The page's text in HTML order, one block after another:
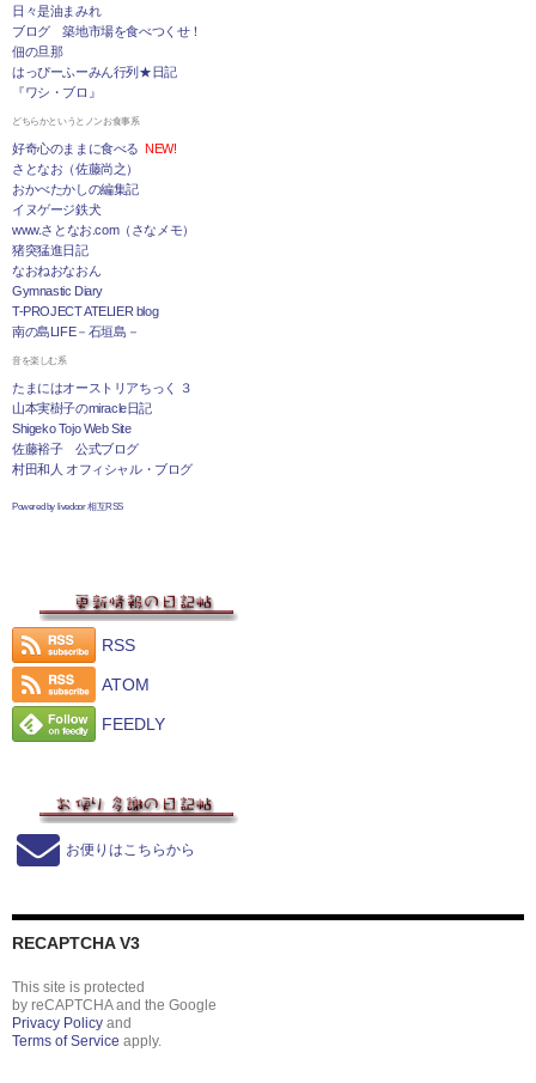
日々是油まみれ
ブログ 築地市場を食べつくせ！
佃の旦那
はっぴーふーみん行列★日記
『ワシ・ブロ』
どちらかというとノンお食事系
好奇心のままに食べる NEW!
さとなお（佐藤尚之）
おかべたかしの編集記
イヌゲージ鉄犬
www.さとなお.com（さなメモ）
猪突猛進日記
なおねおなおん
Gymnastic Diary
T-PROJECT ATELIER blog
南の島LIFE－石垣島－
音を楽しむ系
たまにはオーストリアちっく ３
山本実樹子のmiracle日記
Shigeko Tojo Web Site
佐藤裕子 公式ブログ
村田和人 オフィシャル・ブログ
Powered by livedoor 相互RSS
RSS
ATOM
FEEDLY
お便りはこちらから
RECAPTCHA V3
This site is protected
by reCAPTCHA and the Google
Privacy Policy and
Terms of Service apply.